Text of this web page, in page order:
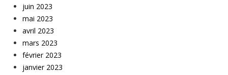
juin 2023
mai 2023
avril 2023
mars 2023
février 2023
janvier 2023